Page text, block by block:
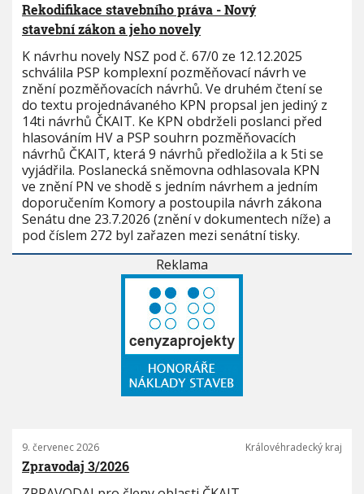
Rekodifikace stavebního práva - Nový
stavební zákon a jeho novely
K návrhu novely NSZ pod č. 67/0 ze 12.12.2025
schválila PSP komplexní pozměňovací návrh ve
znění pozměňovacích návrhů. Ve druhém čtení se
do textu projednávaného KPN propsal jen jediný z
14ti návrhů ČKAIT. Ke KPN obdrželi poslanci před
hlasováním HV a PSP souhrn pozměňovacích
návrhů ČKAIT, která 9 návrhů předložila a k 5ti se
vyjádřila. Poslanecká sněmovna odhlasovala KPN
ve znění PN ve shodě s jedním návrhem a jedním
doporučením Komory a postoupila návrh zákona
Senátu dne 23.7.2026 (znění v dokumentech níže) a
pod číslem 272 byl zařazen mezi senátní tisky.
Reklama
9. červenec 2026 Královéhradecký kraj
Zpravodaj 3/2026